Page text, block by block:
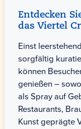
Entdecken
das Viertel
Einst
sorgfältig
können
genießen –
als Spray auf
Restaurants,
Kunst geprägte